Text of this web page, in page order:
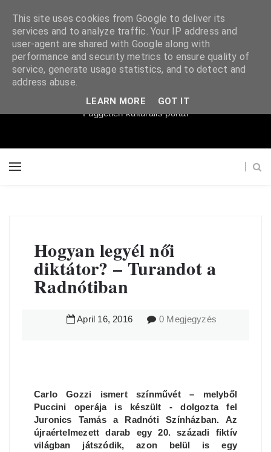
Súgópéldány
Független kulturális portál
Hogyan legyél női
diktátor? – Turandot a
Radnótiban
April 16, 2016 0 Megjegyzés
Carlo Gozzi ismert színművét – melyből
Puccini operája is készült - dolgozta fel
Juronics Tamás a Radnóti Színházban. Az
újraértelmezett darab egy 20. századi fiktív
világban játszódik, azon belül is egy
This site uses cookies from Google to deliver its
services and to analyze traffic. Your IP address and
user-agent are shared with Google along with
performance and security metrics to ensure quality of
service, generate usage statistics, and to detect and
address abuse.
LEARN MORE GOT IT